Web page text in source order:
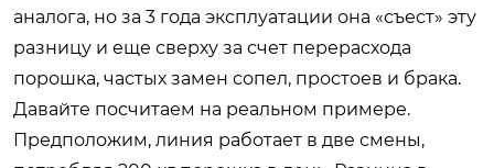
аналога, но за 3 года эксплуатации она «съест» эту
разницу и еще сверху за счет перерасхода
порошка, частых замен сопел, простоев и брака.
Давайте посчитаем на реальном примере.
Предположим, линия работает в две смены,